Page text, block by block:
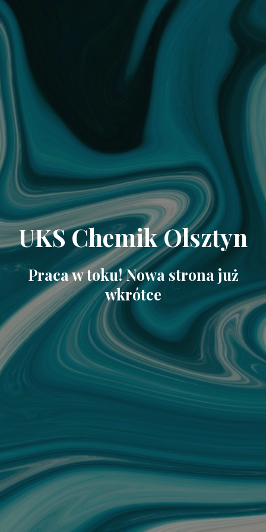
UKS Chemik Olsztyn
Praca w toku! Nowa strona już
wkrótce